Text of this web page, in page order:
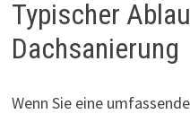
Typischer
Dachsanierung
Wenn Sie eine